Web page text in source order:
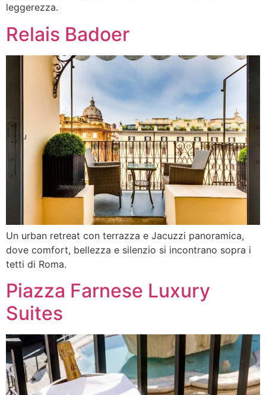
leggerezza.
Relais Badoer
Un urban retreat con terrazza e Jacuzzi panoramica,
dove comfort, bellezza e silenzio si incontrano sopra i
tetti di Roma.
Piazza Farnese Luxury
Suites